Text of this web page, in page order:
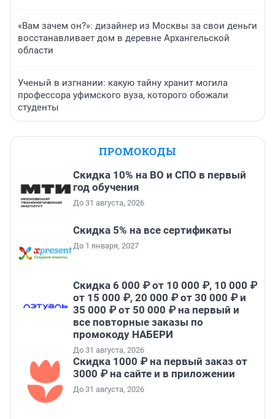
«Вам зачем он?»: дизайнер из Москвы за свои деньги
восстанавливает дом в деревне Архангельской
области
Ученый в изгнании: какую тайну хранит могила
профессора уфимского вуза, которого обожали
студенты
ПРОМОКОДЫ
Скидка 10% на ВО и СПО в первый
год обучения
До 31 августа, 2026
Скидка 5% на все сертификаты
До 1 января, 2027
Скидка 6 000 ₽ от 10 000 ₽, 10 000 ₽
от 15 000 ₽, 20 000 ₽ от 30 000 ₽ и
35 000 ₽ от 50 000 ₽ на первый и
все повторные заказы по
промокоду НАБЕРИ
До 31 августа, 2026
Скидка 1000 ₽ на первый заказ от
3000 ₽ на сайте и в приложении
До 31 августа, 2026